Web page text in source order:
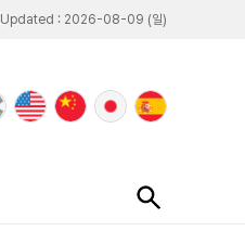
Updated : 2026-08-09 (일)